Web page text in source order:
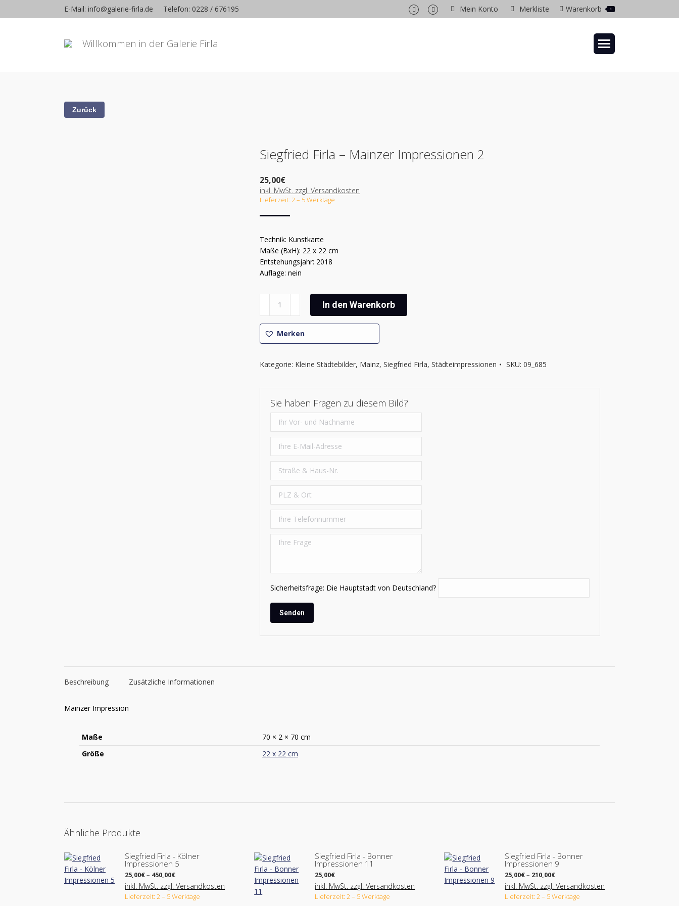
E-Mail: info@galerie-firla.de Telefon: 0228 / 676195
FacebookInstagramMein Konto Merkliste Warenkorb 0
Willkommen in der Galerie Firla
Siegfried Firla – Mainzer Impressionen 2
25,00€
inkl. MwSt. zzgl. Versandkosten
Lieferzeit: 2 – 5 Werktage
Technik: Kunstkarte
Maße (BxH): 22 x 22 cm
Entstehungsjahr: 2018
Auflage: nein
Mainzer
Impressionen
Menge
In den Warenkorb
Merken
Kategorie: Kleine Städtebilder, Mainz, Siegfried Firla, Städteimpressionen SKU: 09_685
Sie haben Fragen zu diesem Bild?
Sicherheitsfrage: Die Hauptstadt von Deutschland?
Beschreibung Zusätzliche Informationen
Mainzer Impression
Maße
70 × 2 × 70 cm
Größe
22 x 22 cm
Ähnliche Produkte
Siegfried Firla - Kölner
Impressionen 5
25,00€– 450,00€Preisspanne:
25,00€
bis
450,00€
inkl. MwSt. zzgl. Versandkosten
Lieferzeit: 2 – 5 Werktage
Siegfried Firla - Bonner
Impressionen 11
25,00€
inkl. MwSt. zzgl. Versandkosten
Lieferzeit: 2 – 5 Werktage
Siegfried Firla - Bonner
Impressionen 9
25,00€– 210,00€Preisspanne:
25,00€
bis
210,00€
inkl. MwSt. zzgl. Versandkosten
Lieferzeit: 2 – 5 Werktage